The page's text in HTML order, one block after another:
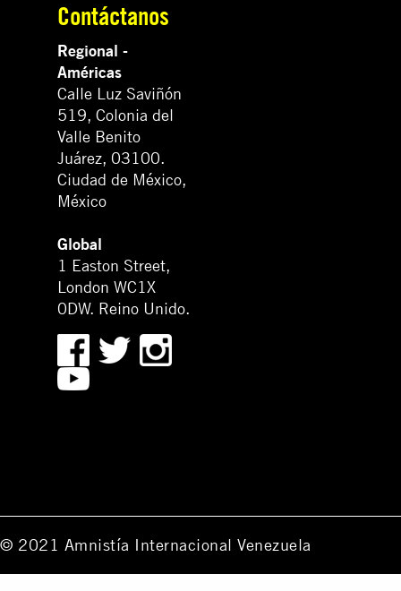
Contáctanos
Regional -
Américas
Calle Luz Saviñón
519, Colonia del
Valle Benito
Juárez, 03100.
Ciudad de México,
México
Global
1 Easton Street,
London WC1X
0DW. Reino Unido.
© 2021 Amnistía Internacional Venezuela